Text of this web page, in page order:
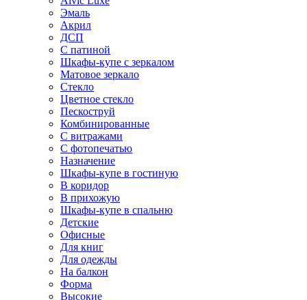
Эмаль
Акрил
ДСП
С патиной
Шкафы-купе с зеркалом
Матовое зеркало
Стекло
Цветное стекло
Пескоструй
Комбинированные
С витражами
С фотопечатью
Назначение
Шкафы-купе в гостиную
В коридор
В прихожую
Шкафы-купе в спальню
Детские
Офисные
Для книг
Для одежды
На балкон
Форма
Высокие